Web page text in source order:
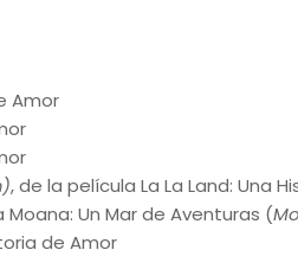
Amor
, de la película La La Land: Una
Moana: Un Mar de Aventuras (
de Amor